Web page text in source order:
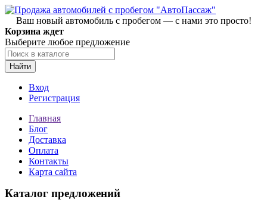
Ваш новый автомобиль с пробегом — с нами это просто!
Корзина ждет
Выберите любое предложение
Найти
Вход
Регистрация
Главная
Блог
Доставка
Оплата
Контакты
Карта сайта
Каталог предложений